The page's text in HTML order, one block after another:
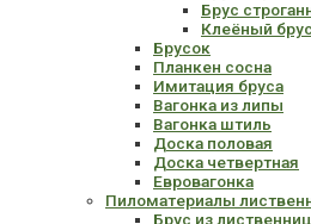
Брус
Клеёный брус
Брусок
Планкен сосна
Имитация бруса
Вагонка из липы
Вагонка штиль
Доска половая
Доска четвертная
Евровагонка
Пиломатериалы
Брус из